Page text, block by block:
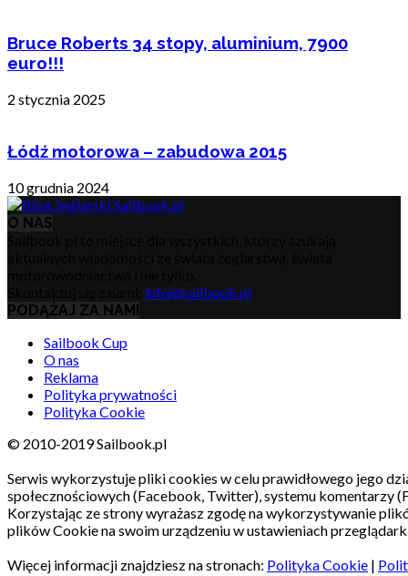
Bruce Roberts 34 stopy, aluminium, 7900
euro!!!
2 stycznia 2025
Łódź motorowa – zabudowa 2015
10 grudnia 2024
O NAS
info@sailbook.pl
PODĄŻAJ ZA NAMI
Sailbook Cup
O nas
Reklama
Polityka prywatności
Polityka Cookie
© 2010-2019 Sailbook.pl
Serwis wykorzystuje pliki cookies w celu prawidłowego jego
społecznościowych (Facebook, Twitter), systemu komentarzy
Korzystając ze strony wyrażasz zgodę na wykorzystywanie
plików Cookie na swoim urządzeniu w ustawieniach
Więcej informacji znajdziesz na stronach: Polityka Cookie |